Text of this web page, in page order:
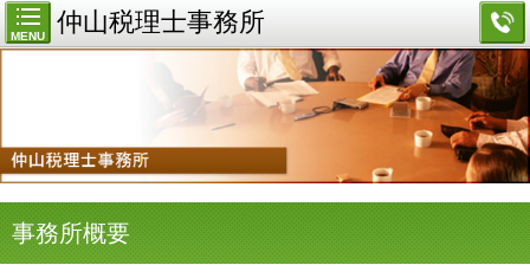
MENU 仲山税理士事務所
事務所概要